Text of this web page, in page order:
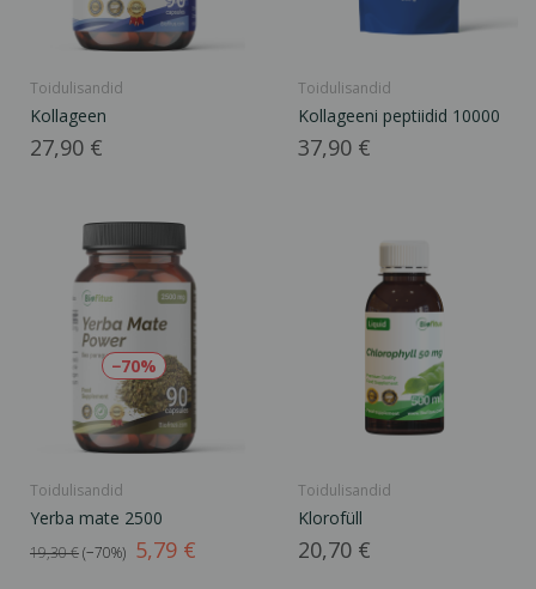
Toidulisandid
Kollageen
Hind
27,90 €
Toidulisandid
Kollageeni peptiidid 10000
Hind
37,90 €
−70%
Toidulisandid
Yerba mate 2500
Tavahind
19,30 € −70% Hind
5,79 €
Toidulisandid
Klorofüll
Hind
20,70 €